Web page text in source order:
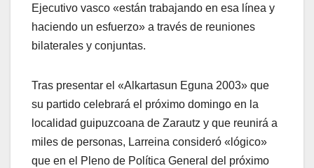
Ejecutivo vasco «están trabajando en esa lí­nea y
haciendo un esfuerzo» a través de reuniones
bilaterales y conjuntas.
Tras presentar el «Alkartasun Eguna 2003» que
su partido celebrará el próximo domingo en la
localidad guipuzcoana de Zarautz y que reunirá a
miles de personas, Larreina consideró «lógico»
que en el Pleno de Polí­tica General del próximo